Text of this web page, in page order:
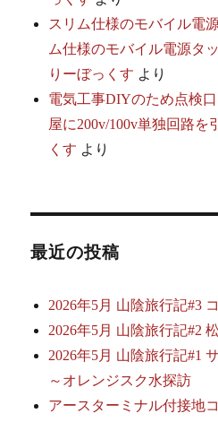
スリム仕様のモバイル電
ム仕様のモバイル電源タ
りーぼっくす より
電気工事DIYのため点検
屋に200v/100v単独回路を
くす より
最近の投稿
2026年5月 山陰旅行記#3
2026年5月 山陰旅行記#2
2026年5月 山陰旅行記#1
～オレンジスク水探訪
アースターミナル付接地